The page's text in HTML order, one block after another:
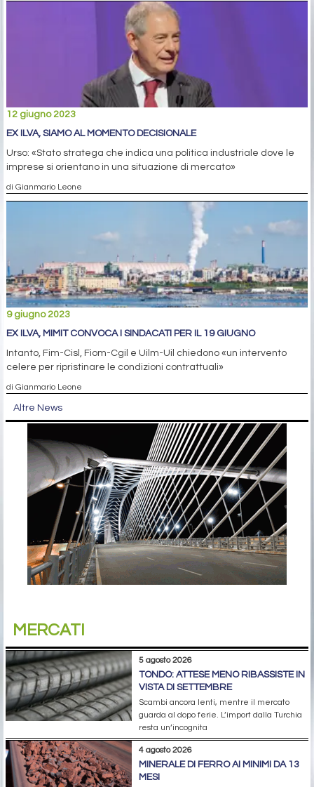
12 giugno 2023
EX ILVA, SIAMO AL MOMENTO DECISIONALE
Urso: «Stato stratega che indica una politica industriale dove le
imprese si orientano in una situazione di mercato»
di Gianmario Leone
9 giugno 2023
EX ILVA, MIMIT CONVOCA I SINDACATI PER IL 19 GIUGNO
Intanto, Fim-Cisl, Fiom-Cgil e Uilm-Uil chiedono «un intervento
celere per ripristinare le condizioni contrattuali»
di Gianmario Leone
Altre News
MERCATI
5 agosto 2026
TONDO: ATTESE MENO RIBASSISTE IN
VISTA DI SETTEMBRE
Scambi ancora lenti, mentre il mercato
guarda al dopo ferie. L’import dalla Turchia
resta un’incognita
4 agosto 2026
MINERALE DI FERRO AI MINIMI DA 13
MESI